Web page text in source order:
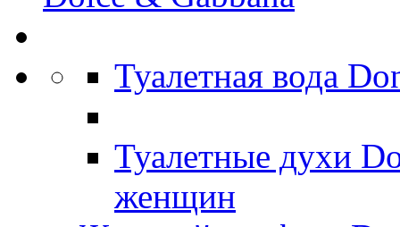
Туалетная вода
Туалетные духи
женщин